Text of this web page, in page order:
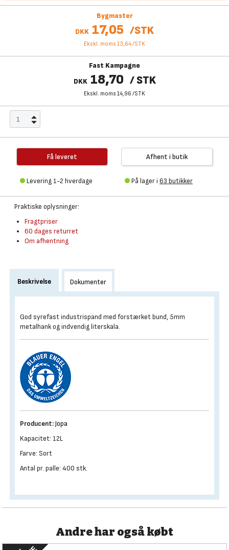
Bygmaster
DKK 17,05 /STK
Ekskl. moms 13,64/STK
Fast Kampagne
DKK 18,70 / STK
Ekskl. moms 14,96 /STK
Få leveret
Levering 1-2 hverdage
Afhent i butik
På lager i 63 butikker
Praktiske oplysninger:
Fragtpriser
60 dages returret
Om afhentning
Beskrivelse Dokumenter
God syrefast industrispand med forstærket bund, 5mm
metalhank og indvendig literskala.
Producent:Jopa
Kapacitet: 12L
Farve: Sort
Antal pr. palle: 400 stk.
Andre har også købt